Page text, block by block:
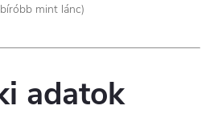
mint lánc)
adatok